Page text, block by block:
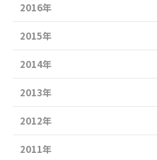
2016年
2015年
2014年
2013年
2012年
2011年